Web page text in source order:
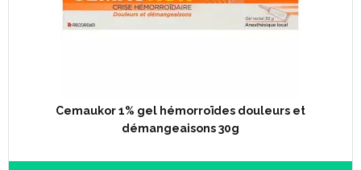
Cemaukor 1% gel hémorroïdes douleurs et
démangeaisons 30g